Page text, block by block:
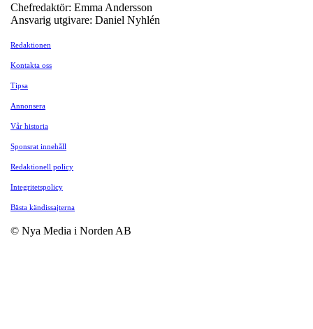
Chefredaktör: Emma Andersson
Ansvarig utgivare: Daniel Nyhlén
Redaktionen
Kontakta oss
Tipsa
Annonsera
Vår historia
Sponsrat innehåll
Redaktionell policy
Integritetspolicy
Bästa kändissajterna
© Nya Media i Norden AB